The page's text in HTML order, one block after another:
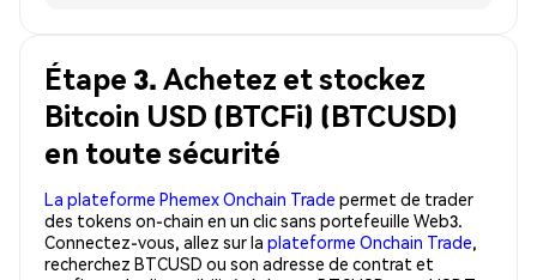
Étape 3. Achetez et stockez
Bitcoin USD (BTCFi) (BTCUSD)
en toute sécurité
La plateforme Phemex Onchain Trade permet de trader
des tokens on-chain en un clic sans portefeuille Web3.
Connectez-vous, allez sur la plateforme Onchain Trade,
recherchez BTCUSD ou son adresse de contrat et